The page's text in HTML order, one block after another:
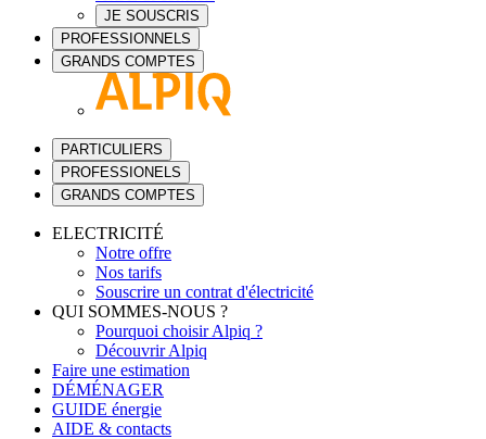
JE SOUSCRIS
PROFESSIONNELS
GRANDS COMPTES
PARTICULIERS
PROFESSIONELS
GRANDS COMPTES
ELECTRICITÉ
Notre offre
Nos tarifs
Souscrire un contrat d'électricité
QUI SOMMES-NOUS ?
Pourquoi choisir Alpiq ?
Découvrir Alpiq
Faire une estimation
DÉMÉNAGER
GUIDE énergie
AIDE & contacts